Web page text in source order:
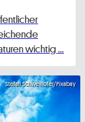
wichtig …
Stefan Schweihofer/Pixabay